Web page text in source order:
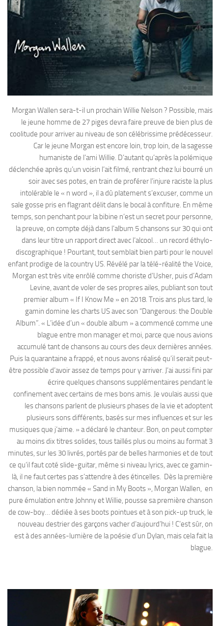
Morgan Wallen sera-t-il un prochain Willie Nelson ? Possible, mais
le jeune homme de 27 piges devra faire preuve de bien plus de
coolitude pour arriver au niveau de son célébrissime prédécesseur.
Car le jeune Morgan est encore loin, trop loin, de la sagesse
humaniste de l’ami Willie. D’autant qu’après la polémique
déclenchée après qu’un voisin l’ait filmé, rentrant chez lui bourré un
soir avec ses potes, en train de proférer l’injure raciste la plus
intolérable le « n word », il a dû platement s’excuser, comme un
sale gosse pris en flagrant délit dans le bocal à confiture. En même
temps, son penchant pour la bibine n’est un secret pour personne,
la preuve, on compte déjà dans l’album 5 chansons sur 30 qui ont
dans leur titre un rapport direct avec l’alcool… un record éthylo-
discographique ! Pourtant, tout semblait bien parti pour le nouvel
enfant prodige de la country US. Révélé par la télé-réalité the Voice,
Morgan est très vite enrôlé comme choriste d’Usher, puis d’Adam
Levine, avant de voler de ses propres ailes, publiant son tout
premier album « If I Know Me » en 2018. Trois ans plus tard, le
gamin domine les charts US avec son “Dangerous: the Double
Album”. « L’idée d’un « double album » a commencé comme une
blague entre mon manager et moi, parce que nous avions
accumulé tant de chansons au cours des deux dernières années.
Puis la quarantaine a frappé, et nous avons réalisé qu’il serait peut-
être possible d’avoir assez de temps pour y arriver. J’ai aussi fini par
écrire quelques chansons supplémentaires pendant le
confinement avec certains de mes bons amis. Je voulais aussi que
les chansons parlent de plusieurs phases de la vie et adoptent
plusieurs sons différents, basés sur mes influences et sur les
musiques que j’aime. » a déclaré le chanteur. Bon, on peut compter
au moins dix titres solides, tous taillés plus ou moins au format 3
minutes, sur les 30 livrés, portés par de belles harmonies et de tout
ce qu’il faut coté slide-guitar, même si niveau lyrics, avec ce gamin-
là, il ne faut certes pas s’attendre à des étincelles. Dès la première
chanson, la bien nommée « Sand in My Boots », Morgan Wallen, en
pure émulation entre Johnny et Willie, pousse sa première chanson
de cow-boy… dédiée à ses boots pointues et à son pick-up truck, le
nouveau destrier des garçons vacher d’aujourd’hui ! C’est sûr, on
est à des années-lumière de la poésie d’un Dylan, mais cela fait la
blague.